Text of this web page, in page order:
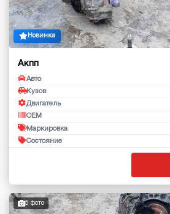
Новинка
Акпп
Авто
Кузов
Двигатель
OEM
Маркировка
Состояние
5 фото